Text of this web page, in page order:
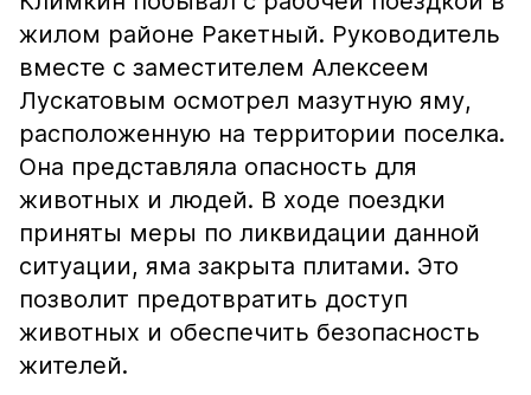
жилом районе Ракетный. Руководитель
вместе с заместителем Алексеем
Лускатовым осмотрел мазутную яму,
расположенную на территории поселка.
Она представляла опасность для
животных и людей. В ходе поездки
приняты меры по ликвидации данной
ситуации, яма закрыта плитами. Это
позволит предотвратить доступ
животных и обеспечить безопасность
жителей.